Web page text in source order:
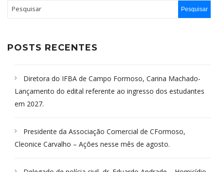
POSTS RECENTES
Diretora do IFBA de Campo Formoso, Carina Machado-
Lançamento do edital referente ao ingresso dos estudantes
em 2027.
Presidente da Associação Comercial de CFormoso,
Cleonice Carvalho – Ações nesse mês de agosto.